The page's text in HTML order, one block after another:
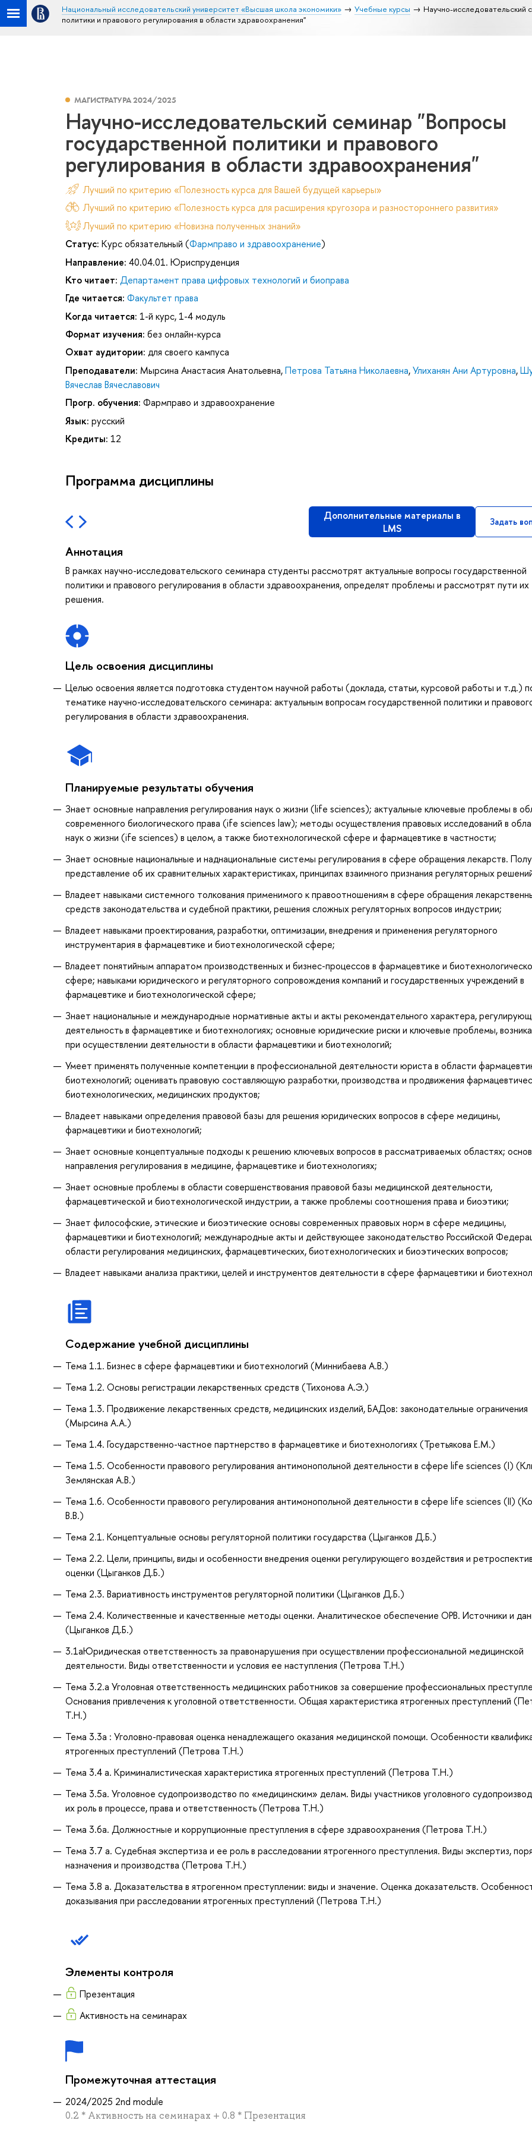
Национальный исследовательский университет «Высшая школа экономики» Учебные курсы
Научно-исследовательский
политики и правового регулирования в области здравоохранения"
МАГИСТРАТУРА 2024/2025
Научно-исследовательский семинар "Вопросы
государственной политики и правового
регулирования в области здравоохранения"
Лучший по критерию «Полезность курса для Вашей будущей карьеры»
Лучший по критерию «Полезность курса для расширения кругозора и разностороннего развития»
Лучший по критерию «Новизна полученных знаний»
Статус: Курс обязательный (Фармправо и здравоохранение)
Направление: 40.04.01. Юриспруденция
Кто читает: Департамент права цифровых технологий и биоправа
Где читается: Факультет права
Когда читается: 1-й курс, 1-4 модуль
Формат изучения: без онлайн-курса
Охват аудитории: для своего кампуса
Преподаватели: Мырсина Анастасия Анатольевна,Петрова Татьяна Николаевна,Улиханян Ани Артуровна,
Вячеслав Вячеславович
Прогр. обучения: Фармправо и здравоохранение
Язык: русский
Кредиты: 12
Программа дисциплины
Дополнительные материалы в
LMS
Задать
Аннотация
В рамках научно-исследовательского семинара студенты рассмотрят актуальные вопросы государственной
политики и правового регулирования в области здравоохранения, определят проблемы и рассмотрят пути их
решения.
Цель освоения дисциплины
Целью освоения является подготовка студентом научной работы (доклада, статьи, курсовой работы и т.д.)
тематике научно-исследовательского семинара: актуальным вопросам государственной политики и
регулирования в области здравоохранения.
Планируемые результаты обучения
Знает основные направления регулирования наук о жизни (life sciences); актуальные ключевые проблемы в
современного биологического права (ife sciences law); методы осуществления правовых исследований в
наук о жизни (ife sciences) в целом, а также биотехнологической сфере и фармацевтике в частности;
Знает основные национальные и наднациональные системы регулирования в сфере обращения лекарств.
представление об их сравнительных характеристиках, принципах взаимного признания регуляторных
Владеет навыками системного толкования применимого к правоотношениям в сфере обращения
средств законодательства и судебной практики, решения сложных регуляторных вопросов индустрии;
Владеет навыками проектирования, разработки, оптимизации, внедрения и применения регуляторного
инструментария в фармацевтике и биотехнологической сфере;
Владеет понятийным аппаратом производственных и бизнес-процессов в фармацевтике и
сфере; навыками юридического и регуляторного сопровождения компаний и государственных учреждений в
фармацевтике и биотехнологической сфере;
Знает национальные и международные нормативные акты и акты рекомендательного характера,
деятельность в фармацевтике и биотехнологиях; основные юридические риски и ключевые проблемы,
при осуществлении деятельности в области фармацевтики и биотехнологий;
Умеет применять полученные компетенции в профессиональной деятельности юриста в области
биотехнологий; оценивать правовую составляющую разработки, производства и продвижения
биотехнологических, медицинских продуктов;
Владеет навыками определения правовой базы для решения юридических вопросов в сфере медицины,
фармацевтики и биотехнологий;
Знает основные концептуальные подходы к решению ключевых вопросов в рассматриваемых областях;
направления регулирования в медицине, фармацевтике и биотехнологиях;
Знает основные проблемы в области совершенствования правовой базы медицинской деятельности,
фармацевтической и биотехнологической индустрии, а также проблемы соотношения права и биоэтики;
Знает философские, этические и биоэтические основы современных правовых норм в сфере медицины,
фармацевтики и биотехнологий; международные акты и действующее законодательство Российской
области регулирования медицинских, фармацевтических, биотехнологических и биоэтических вопросов;
Владеет навыками анализа практики, целей и инструментов деятельности в сфере фармацевтики и
Содержание учебной дисциплины
Тема 1.1. Бизнес в сфере фармацевтики и биотехнологий (Миннибаева А.В.)
Тема 1.2. Основы регистрации лекарственных средств (Тихонова А.Э.)
Тема 1.3. Продвижение лекарственных средств, медицинских изделий, БАДов: законодательные ограничения
(Мырсина А.А.)
Тема 1.4. Государственно-частное партнерство в фармацевтике и биотехнологиях (Третьякова Е.М.)
Тема 1.5. Особенности правового регулирования антимонопольной деятельности в сфере life sciences (I)
Землянская А.В.)
Тема 1.6. Особенности правового регулирования антимонопольной деятельности в сфере life sciences (II)
В.В.)
Тема 2.1. Концептуальные основы регуляторной политики государства (Цыганков Д.Б.)
Тема 2.2. Цели, принципы, виды и особенности внедрения оценки регулирующего воздействия и
оценки (Цыганков Д.Б.)
Тема 2.3. Вариативность инструментов регуляторной политики (Цыганков Д.Б.)
Тема 2.4. Количественные и качественные методы оценки. Аналитическое обеспечение ОРВ. Источники и
(Цыганков Д.Б.)
3.1аЮридическая ответственность за правонарушения при осуществлении профессиональной медицинской
деятельности. Виды ответственности и условия ее наступления (Петрова Т.Н.)
Тема 3.2.а Уголовная ответственность медицинских работников за совершение профессиональных
Основания привлечения к уголовной ответственности. Общая характеристика ятрогенных преступлений
Т.Н.)
Тема 3.3а : Уголовно-правовая оценка ненадлежащего оказания медицинской помощи. Особенности
ятрогенных преступлений (Петрова Т.Н.)
Тема 3.4 а. Криминалистическая характеристика ятрогенных преступлений (Петрова Т.Н.)
Тема 3.5а. Уголовное судопроизводство по «медицинским» делам. Виды участников уголовного
их роль в процессе, права и ответственность (Петрова Т.Н.)
Тема 3.6а. Должностные и коррупционные преступления в сфере здравоохранения (Петрова Т.Н.)
Тема 3.7 а. Судебная экспертиза и ее роль в расследовании ятрогенного преступления. Виды экспертиз,
назначения и производства (Петрова Т.Н.)
Тема 3.8 а. Доказательства в ятрогенном преступлении: виды и значение. Оценка доказательств.
доказывания при расследовании ятрогенных преступлений (Петрова Т.Н.)
Элементы контроля
Презентация
Активность на семинарах
Промежуточная аттестация
2024/2025 2nd module
0.2 * Активность на семинарах + 0.8 * Презентация